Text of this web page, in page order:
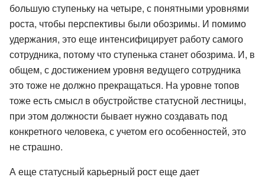
большую ступеньку на четыре, с понятными уровнями
роста, чтобы перспективы были обозримы. И помимо
удержания, это еще интенсифицирует работу самого
сотрудника, потому что ступенька станет обозрима. И, в
общем, с достижением уровня ведущего сотрудника
это тоже не должно прекращаться. На уровне топов
тоже есть смысл в обустройстве статусной лестницы,
при этом должности бывает нужно создавать под
конкретного человека, с учетом его особенностей, это
не страшно.
А еще статусный карьерный рост еще дает